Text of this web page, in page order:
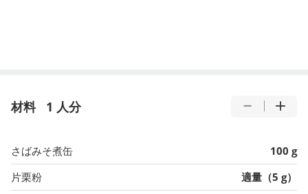
材料 1 人分
さばみそ煮缶
100 g
片栗粉
適量（5 g）